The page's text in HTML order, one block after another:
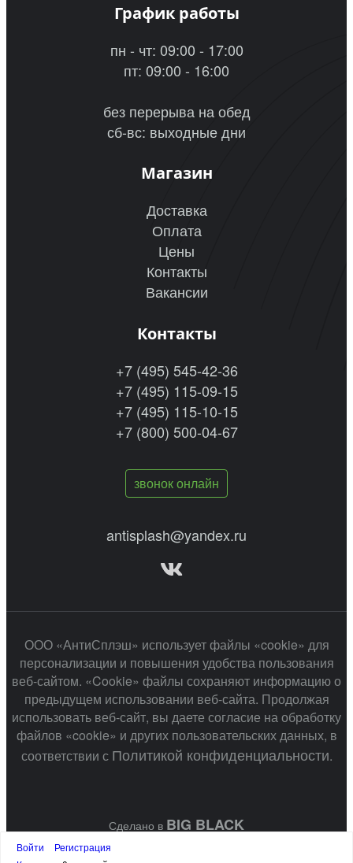
График работы
пн - чт: 09:00 - 17:00
пт: 09:00 - 16:00
без перерыва на обед
сб-вс: выходные дни
Магазин
Доставка
Оплата
Цены
Контакты
Вакансии
Контакты
+7 (495) 545-42-36
+7 (495) 115-09-15
+7 (495) 115-10-15
+7 (800) 500-04-67
звонок онлайн
antisplash@yandex.ru
ООО «АнтиСплэш» использует файлы «cookie» для
персонализации и повышения удобства пользования
веб-сайтом. «Cookie» файлы сохраняют информацию о
предыдущем использовании веб-сайта. Продолжая
использовать веб-сайт, вы даете согласие на обработку
файлов «cookie» и других пользовательских данных, в
соответствии с Политикой конфиденциальности.
Сделано в BIG BLACK
Войти
Регистрация